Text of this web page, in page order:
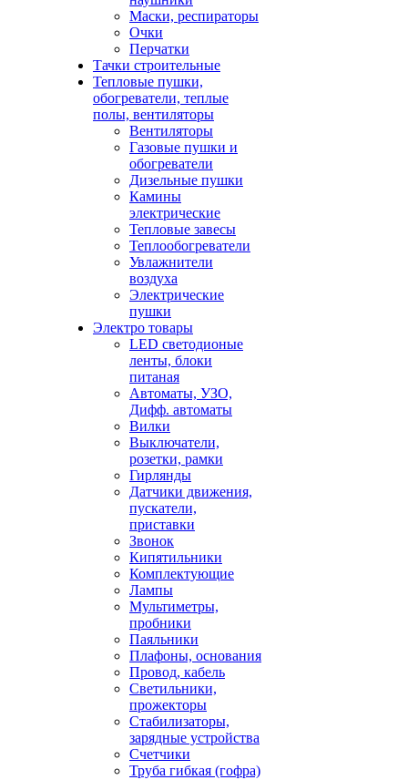
Маски, респираторы
Очки
Перчатки
Тачки строительные
Тепловые пушки,
обогреватели, теплые
полы, вентиляторы
Вентиляторы
Газовые пушки и
обогреватели
Дизельные пушки
Камины
электрические
Тепловые завесы
Теплообогреватели
Увлажнители
воздуха
Электрические
пушки
Электро товары
LED светодионые
ленты, блоки
питаная
Автоматы, УЗО,
Дифф. автоматы
Вилки
Выключатели,
розетки, рамки
Гирлянды
Датчики движения,
пускатели,
приставки
Звонок
Кипятильники
Комплектующие
Лампы
Мультиметры,
пробники
Паяльники
Плафоны, основания
Провод, кабель
Светильники,
прожекторы
Стабилизаторы,
зарядные устройства
Счетчики
Труба гибкая (гофра)